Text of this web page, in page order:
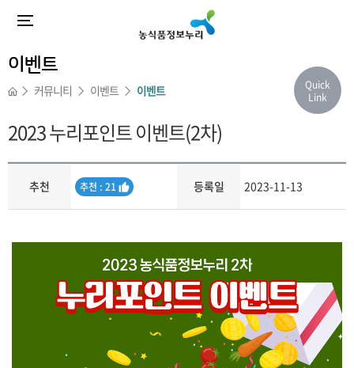
이벤트
커뮤니티 이벤트 이벤트
2023 누리포인트 이벤트(2차)
추천
추
추천 : 21 등록일 2023-11-13
Quick
Link